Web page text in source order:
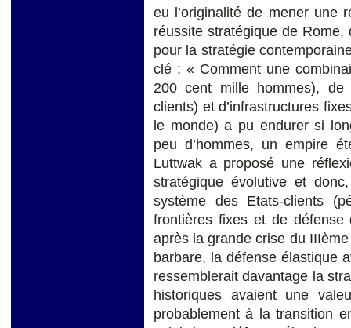
eu l’originalité de mener une
réussite stratégique de Rome,
pour la stratégie
clé : « Comment une
200 cent mille hommes), de
clients) et d’infrastructures
le monde) a pu endurer si
peu d’hommes, un empire
Luttwak a proposé une
stratégique évolutive et
système des Etats-clients
frontières fixes et de
après la grande crise du
barbare, la défense élastique
ressemblerait davantage la
historiques avaient une
probablement à la transition